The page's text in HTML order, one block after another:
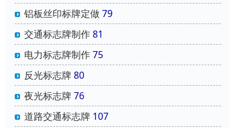
铝板丝印标牌定做79
交通标志牌制作81
电力标志牌制作75
反光标志牌80
夜光标志牌76
道路交通标志牌 107